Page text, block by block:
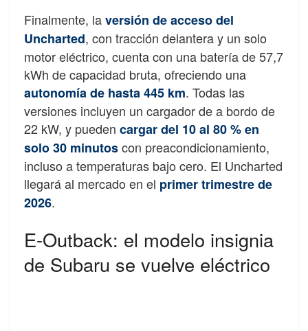
Finalmente, laversión de acceso del
Uncharted, con tracción delantera y un solo
motor eléctrico, cuenta con una batería de 57,7
kWh de capacidad bruta, ofreciendo una
autonomía de hasta 445 km. Todas las
versiones incluyen un cargador de a bordo de
22 kW, y pueden cargar del 10 al 80 % en
solo 30 minutoscon preacondicionamiento,
incluso a temperaturas bajo cero. El Uncharted
llegará al mercado en el primer trimestre de
2026.
E-Outback: el modelo insignia
de Subaru se vuelve eléctrico